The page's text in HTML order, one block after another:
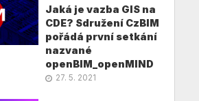
Jaká je vazba GIS na
CDE? Sdružení CzBIM
pořádá první setkání
nazvané
openBIM_openMIND
27. 5. 2021